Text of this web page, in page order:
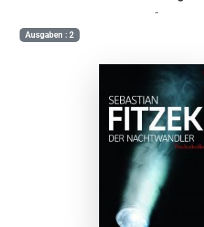
-
Ausgaben : 2